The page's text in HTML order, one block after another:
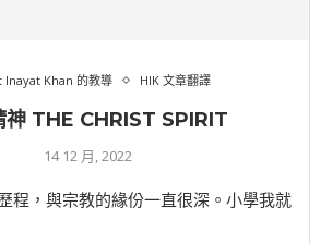
Inayat Khan 的教導 HIK 文章翻譯
神 THE CHRIST SPIRIT
14 12 月, 2022
程，與宗教的緣份一直很深。小學我就